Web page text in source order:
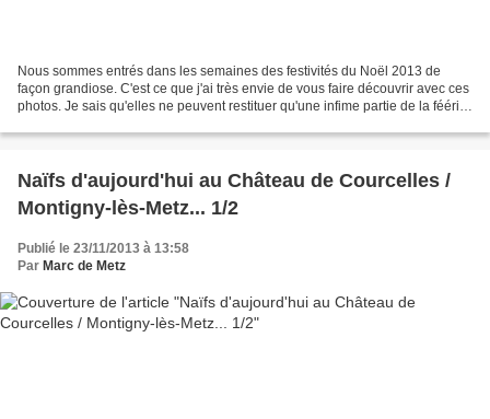
Nous sommes entrés dans les semaines des festivités du Noël 2013 de
façon grandiose. C'est ce que j'ai très envie de vous faire découvrir avec ces
photos. Je sais qu'elles ne peuvent restituer qu'une infime partie de la féérie
Naïfs d'aujourd'hui au Château de Courcelles /
Montigny-lès-Metz... 1/2
Publié le 23/11/2013 à 13:58
Par Marc de Metz